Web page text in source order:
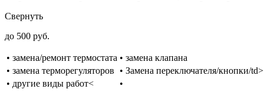
Свернуть
до 500 руб.
• замена/ремонт термостата • замена клапана
• замена терморегуляторов
• Замена переключателя/кнопки/td>
• другие виды работ<
•